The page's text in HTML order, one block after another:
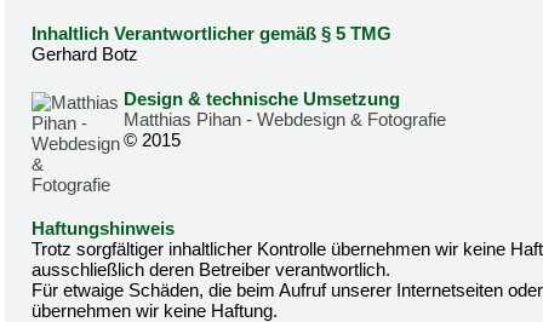
Inhaltlich Verantwortlicher gemäß § 5 TMG
Gerhard Botz
Design & technische Umsetzung
Matthias Pihan - Webdesign & Fotografie
© 2015
Haftungshinweis
Trotz sorgfältiger inhaltlicher Kontrolle übernehmen wir keine
ausschließlich deren Betreiber verantwortlich.
Für etwaige Schäden, die beim Aufruf unserer Internetseiten
übernehmen wir keine Haftung.